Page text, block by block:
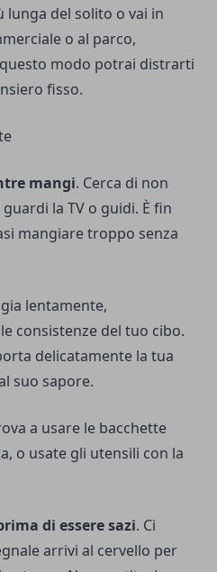
lunga del solito o vai in
o al parco,
modo potrai distrarti
fisso.
mangi. Cerca di non
la TV o guidi. È fin
mangiare troppo senza
lentamente,
consistenze del tuo cibo.
delicatamente la tua
suo sapore.
a usare le bacchette
o usate gli utensili con la
di essere sazi. Ci
arrivi al cervello per